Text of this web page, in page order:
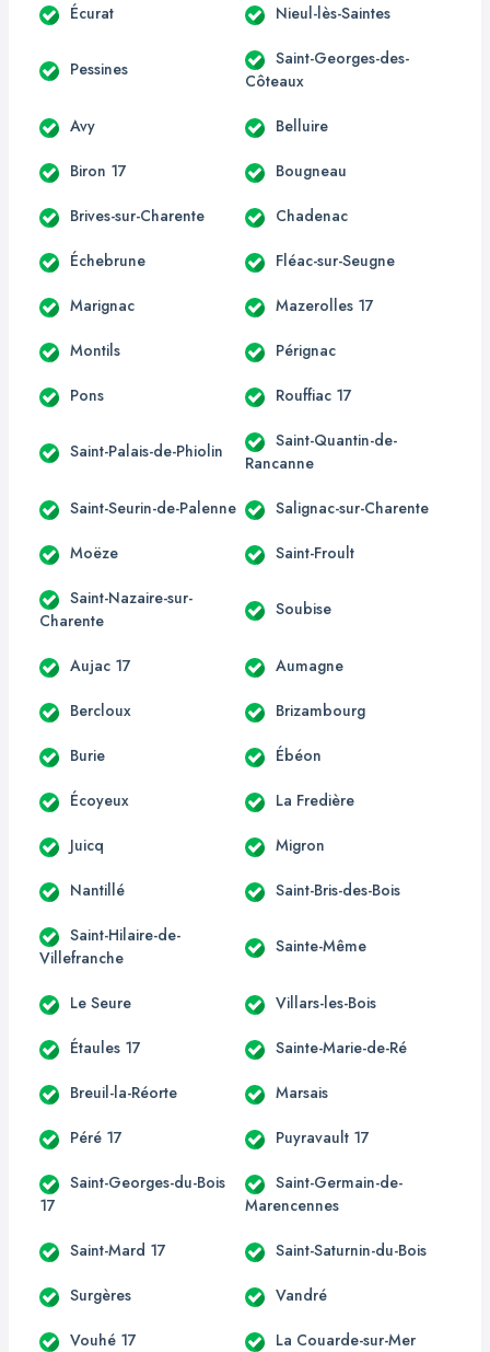
Écurat Nieul-lès-Saintes
Pessines
Saint-Georges-des-
Côteaux
Avy Belluire
Biron 17 Bougneau
Brives-sur-Charente Chadenac
Échebrune Fléac-sur-Seugne
Marignac Mazerolles 17
Montils Pérignac
Pons Rouffiac 17
Saint-Palais-de-Phiolin
Saint-Quantin-de-
Rancanne
Saint-Seurin-de-Palenne Salignac-sur-Charente
Moëze Saint-Froult
Saint-Nazaire-sur-
Charente
Soubise
Aujac 17 Aumagne
Bercloux Brizambourg
Burie Ébéon
Écoyeux La Fredière
Juicq Migron
Nantillé Saint-Bris-des-Bois
Saint-Hilaire-de-
Villefranche
Sainte-Même
Le Seure Villars-les-Bois
Étaules 17 Sainte-Marie-de-Ré
Breuil-la-Réorte Marsais
Péré 17 Puyravault 17
Saint-Georges-du-Bois
17
Saint-Germain-de-
Marencennes
Saint-Mard 17 Saint-Saturnin-du-Bois
Surgères Vandré
Vouhé 17 La Couarde-sur-Mer